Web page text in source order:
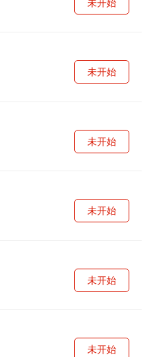
未开始
未开始
未开始
未开始
未开始
未开始